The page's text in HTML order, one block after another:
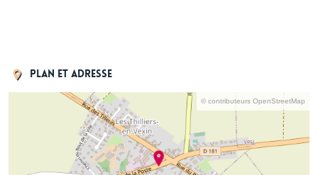
Plan et adresse
© contributeurs OpenStreetMap